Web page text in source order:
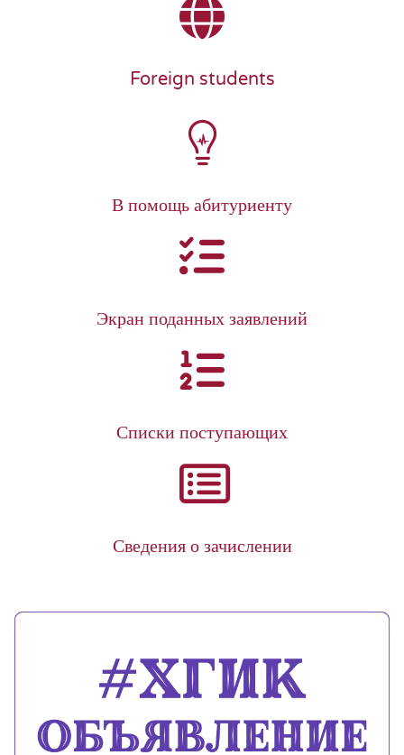
Foreign students
В помощь абитуриенту
Экран поданных заявлений
Списки поступающих
Сведения о зачислении